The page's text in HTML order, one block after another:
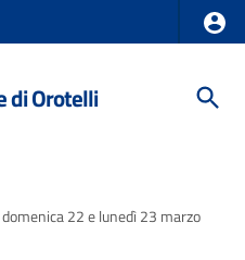
di Orotelli
22 e lunedì 23 marzo